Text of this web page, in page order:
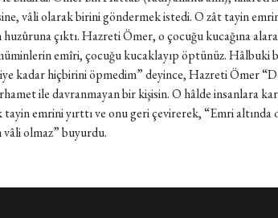
vâli olarak birini göndermek istedi. O zât tayin
çıktı. Hazreti Ömer, o çocuğu kucağına
emîri, çocuğu kucaklayıp öptünüz. Hâlbuki
kadar hiçbirini öpmedim” deyince, Hazreti Ömer
ile davranmayan bir kişisin. O hâlde insanlara
emrini yırttı ve onu geri çevirerek, “Emri altında
olmaz” buyurdu.